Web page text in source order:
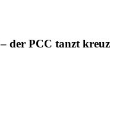
– der PCC tanzt kreuz